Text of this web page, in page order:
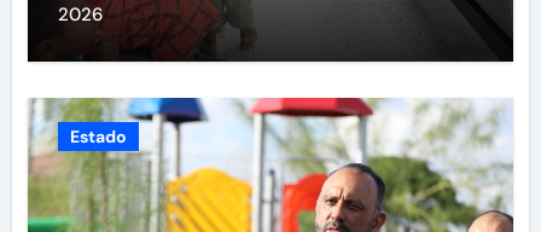
2026
Estado